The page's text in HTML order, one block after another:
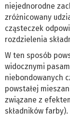
niejednorodne
zróżnicowany
cząsteczek
rozdzielenia
W ten sposób
widocznymi
niebondowanych
powstałej
związane z
składników